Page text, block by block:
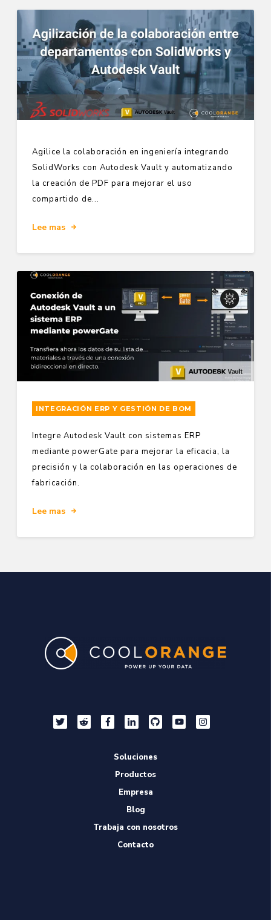
Agilice la colaboración en ingeniería integrando
SolidWorks con Autodesk Vault y automatizando
la creación de PDF para mejorar el uso
compartido de...
Lee mas
INTEGRACIÓN ERP Y GESTIÓN DE BOM
Integre Autodesk Vault con sistemas ERP
mediante powerGate para mejorar la eficacia, la
precisión y la colaboración en las operaciones de
fabricación.
Lee mas
Soluciones
Productos
Empresa
Blog
Trabaja con nosotros
Contacto